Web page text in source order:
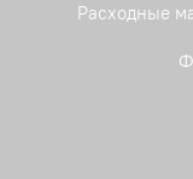
Расходные